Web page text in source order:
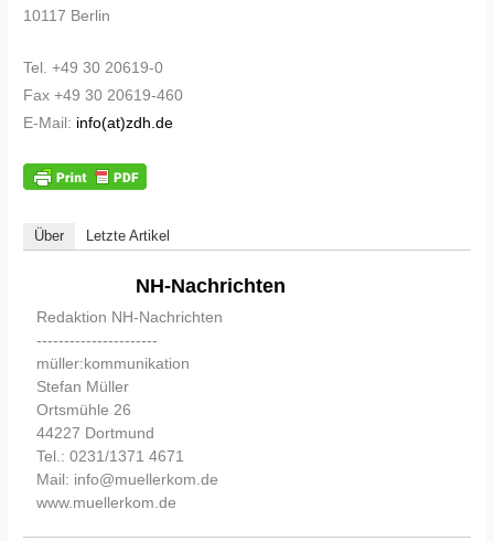
10117 Berlin
Tel. +49 30 20619-0
Fax +49 30 20619-460
E-Mail: info(at)zdh.de
Über Letzte Artikel
NH-Nachrichten
Redaktion NH-Nachrichten
----------------------
müller:kommunikation
Stefan Müller
Ortsmühle 26
44227 Dortmund
Tel.: 0231/1371 4671
Mail: info@muellerkom.de
www.muellerkom.de